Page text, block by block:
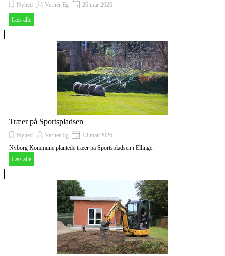
Nyhed Verner Eg 26 mar 2026
Læs alle
Træer på Sportspladsen
Nyhed Verner Eg
13 mar 2026
Nyborg Kommune plantede træer på Sportspladsen i Ellinge.
Læs alle